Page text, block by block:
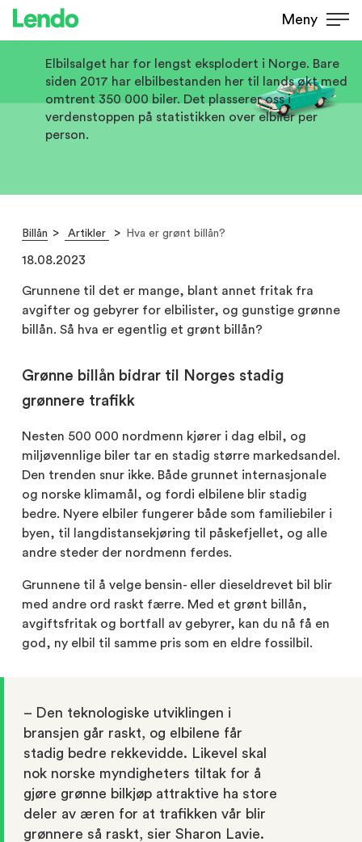
Meny
Hva er grønt billån?
Elbilsalget har for lengst eksplodert i Norge. Bare
siden 2017 har elbilbestanden her til lands økt med
omtrent 350 000 biler. Det plasserer oss i
verdenstoppen på statistikken over elbiler per
person.
Billån Artikler Hva er grønt billån?
18.08.2023
Grunnene til det er mange, blant annet fritak fra
avgifter og gebyrer for elbilister, og gunstige grønne
billån. Så hva er egentlig et grønt billån?
Grønne billån bidrar til Norges stadig
grønnere trafikk
Nesten 500 000 nordmenn kjører i dag elbil, og
miljøvennlige biler tar en stadig større markedsandel.
Den trenden snur ikke. Både grunnet internasjonale
og norske klimamål, og fordi elbilene blir stadig
bedre. Nyere elbiler fungerer både som familiebiler i
byen, til langdistansekjøring til påskefjellet, og alle
andre steder der nordmenn ferdes.
Grunnene til å velge bensin- eller dieseldrevet bil blir
med andre ord raskt færre. Med et grønt billån,
avgiftsfritak og bortfall av gebyrer, kan du nå få en
god, ny elbil til samme pris som en eldre fossilbil.
– Den teknologiske utviklingen i
bransjen går raskt, og elbilene får
stadig bedre rekkevidde. Likevel skal
nok norske myndigheters tiltak for å
gjøre grønne bilkjøp attraktive ha store
deler av æren for at trafikken vår blir
grønnere så raskt, sier Sharon Lavie.